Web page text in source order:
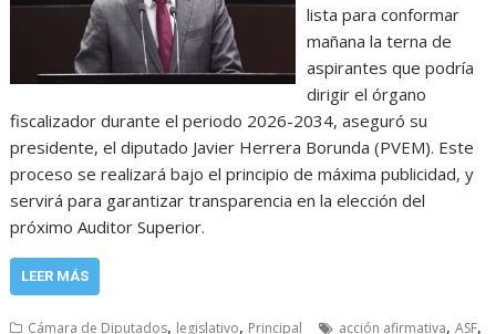
lista para conformar
mañana la terna de
aspirantes que podría
dirigir el órgano
fiscalizador durante el periodo 2026-2034, aseguró su
presidente, el diputado Javier Herrera Borunda (PVEM). Este
proceso se realizará bajo el principio de máxima publicidad, y
servirá para garantizar transparencia en la elección del
próximo Auditor Superior.
LEER MÁS
Cámara de Diputados, legislativo, Principal acción afirmativa,ASF,